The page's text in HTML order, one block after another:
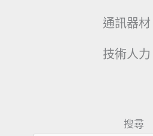
通訊器材
技術人力
搜尋